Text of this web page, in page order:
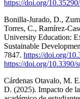
https://doi.org/
Bonilla-Jurado, D.,
Torres, C., Ramírez-
University Education:
Sustainable
7847. https://doi.org/
https://doi.org/10.3390/
Cárdenas Otavalo, M.
D. (2025). Impacto de